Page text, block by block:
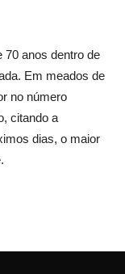
70 anos dentro de
Em meados de
no número
citando a
dias, o maior